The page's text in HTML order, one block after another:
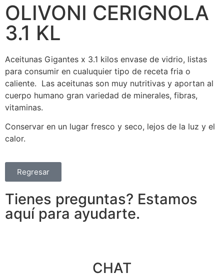
OLIVONI CERIGNOLA
3.1 KL
Aceitunas Gigantes x 3.1 kilos envase de vidrio, listas
para consumir en cualuquier tipo de receta fria o
caliente. Las aceitunas son muy nutritivas y aportan al
cuerpo humano gran variedad de minerales, fibras,
vitaminas.
Conservar en un lugar fresco y seco, lejos de la luz y el
calor.
Regresar
Tienes preguntas? Estamos
aquí para ayudarte.
CHAT